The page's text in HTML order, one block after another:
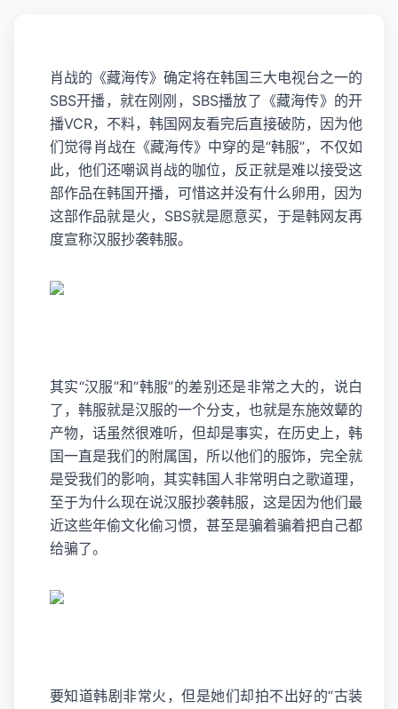
肖战的《藏海传》确定将在韩国三大电视台之一的
SBS开播，就在刚刚，SBS播放了《藏海传》的开
播VCR，不料，韩国网友看完后直接破防，因为他
们觉得肖战在《藏海传》中穿的是“韩服”，不仅如
此，他们还嘲讽肖战的咖位，反正就是难以接受这
部作品在韩国开播，可惜这并没有什么卵用，因为
这部作品就是火，SBS就是愿意买，于是韩网友再
度宣称汉服抄袭韩服。
其实“汉服”和“韩服”的差别还是非常之大的，说白
了，韩服就是汉服的一个分支，也就是东施效颦的
产物，话虽然很难听，但却是事实，在历史上，韩
国一直是我们的附属国，所以他们的服饰，完全就
是受我们的影响，其实韩国人非常明白之歌道理，
至于为什么现在说汉服抄袭韩服，这是因为他们最
近这些年偷文化偷习惯，甚至是骗着骗着把自己都
给骗了。
要知道韩剧非常火，但是她们却拍不出好的“古装